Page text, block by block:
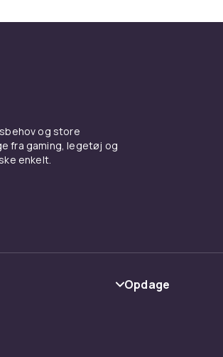
og store
fra gaming, legetøj og
enkelt.
Opdage